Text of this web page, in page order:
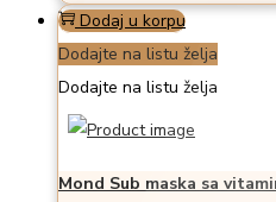
Dodaj u korpu
Dodajte na listu želja
Dodajte na listu želja
Mond Sub maska sa